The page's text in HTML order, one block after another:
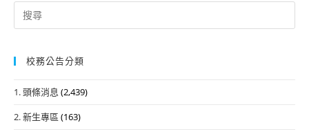
Search
for:
校務公告分類
1. 頭條消息 (2,439)
2. 新生專區 (163)